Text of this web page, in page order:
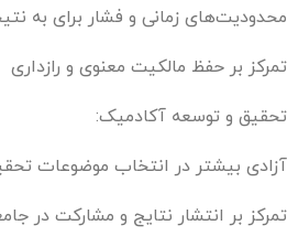
محدودیت‌های زمانی و فشار برای به
تمرکز بر حفظ مالکیت معنوی و رازداری
تحقیق و توسعه آکادمیک:
آزادی بیشتر در انتخاب موضوعات
تمرکز بر انتشار نتایج و مشارکت در